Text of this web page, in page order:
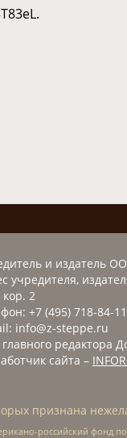
и издатель
учредителя,
кор. 2
+7 (495) 718-84-11
info@z-steppe.ru
редактора
сайта –
признана
российский фонд